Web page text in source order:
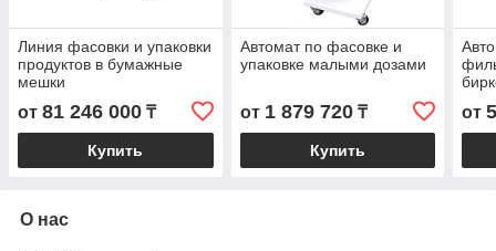
Линия фасовки и упаковки
продуктов в бумажные
мешки
от 81 246 000 ₸
Купить
Автомат по фасовке и
упаковке малыми дозами
от 1 879 720₸
Купить
от
О нас